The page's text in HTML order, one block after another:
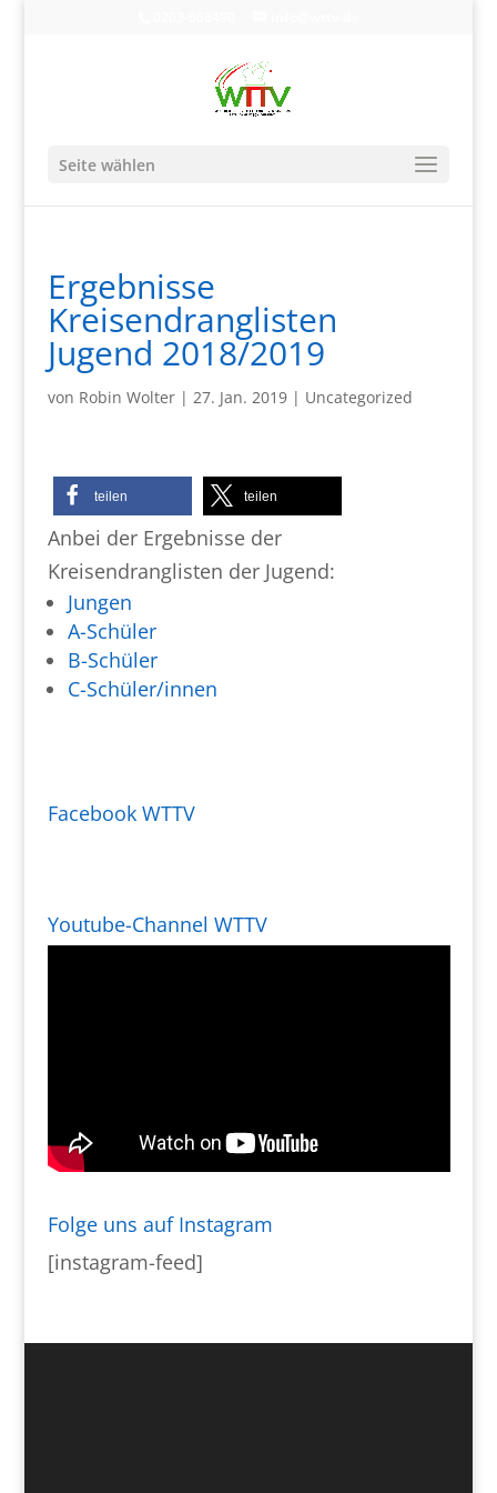
Seite wählen
Ergebnisse
Kreisendranglisten
Jugend 2018/2019
von Robin Wolter| 27. Jan. 2019| Uncategorized
teilen teilen
Anbei der Ergebnisse der
Kreisendranglisten der Jugend:
Jungen
A-Schüler
B-Schüler
C-Schüler/innen
Facebook WTTV
Youtube-Channel WTTV
Folge uns auf Instagram
[instagram-feed]